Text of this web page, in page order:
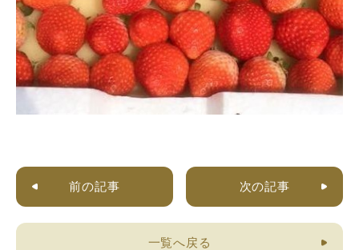
前の記事 次の記事
一覧へ戻る